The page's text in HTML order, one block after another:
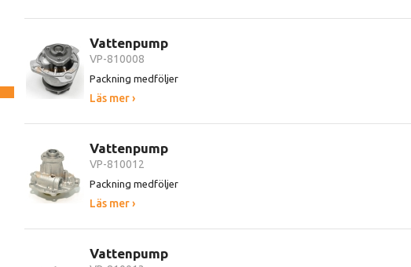
Vattenpump
VP-810008
Packning medföljer
Läs mer ›
Vattenpump
VP-810012
Packning medföljer
Läs mer ›
Vattenpump